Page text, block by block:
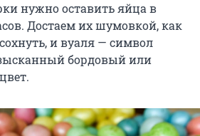
нужно оставить яйца в
Достаем их шумовкой, как
и вуаля — символ
бордовый или